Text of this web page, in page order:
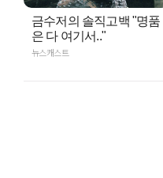
금수저의 솔직고백 "명품
은 다 여기서.."
뉴스캐스트